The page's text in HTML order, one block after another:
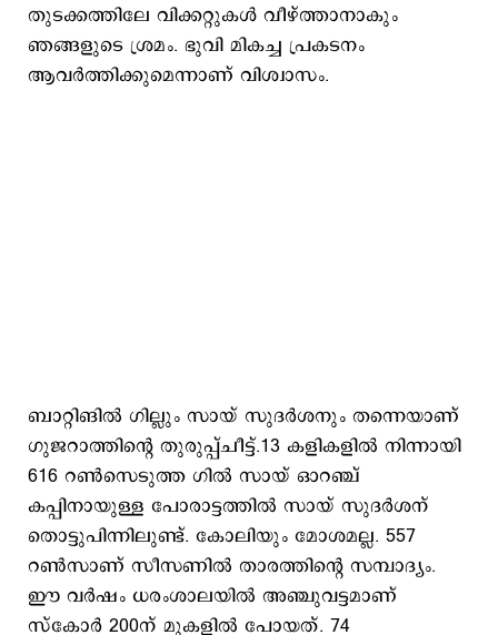
തുടക്കത്തിലേ വിക്കറ്റുകള്‍ വീഴ്ത്താനാകും
ഞങ്ങളുടെ ശ്രമം. ഭുവി മികച്ച പ്രകടനം
ആവര്‍ത്തിക്കുമെന്നാണ് വിശ്വാസം.
ബാറ്റിങില്‍ ഗില്ലും സായ് സുദര്‍ശനും തന്നെയാണ്
ഗുജറാത്തിന്‍റെ തുരുപ്പ്ചീട്ട്.13 കളികളില്‍ നിന്നായി
616 റണ്‍സെടുത്ത ഗില്‍ സായ് ഓറഞ്ച്
കപ്പിനായുള്ള പോരാട്ടത്തില്‍ സായ് സുദര്‍ശന്
തൊട്ടുപിന്നിലുണ്ട്. കോലിയും മോശമല്ല. 557
റണ്‍സാണ് സീസണില്‍ താരത്തിന്‍റെ സമ്പാദ്യം.
ഈ വര്‍ഷം ധരംശാലയില്‍ അ‍ഞ്ചുവട്ടമാണ്
സ്കോര്‍ 200ന് മുകളില്‍ പോയത്. 74